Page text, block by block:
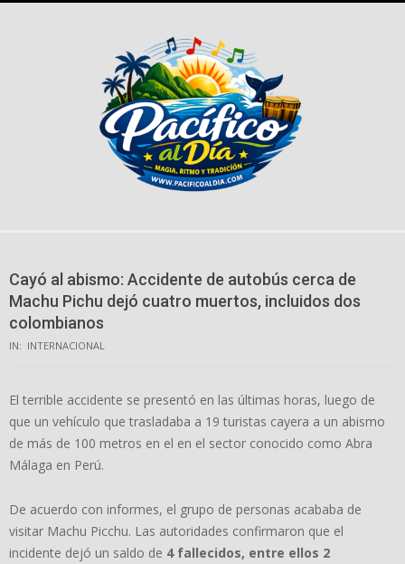
Cayó al abismo: Accidente de autobús cerca de
Machu Pichu dejó cuatro muertos, incluidos dos
colombianos
IN: INTERNACIONAL
El terrible accidente se presentó en las últimas horas, luego de
que un vehículo que trasladaba a 19 turistas cayera a un abismo
de más de 100 metros en el en el sector conocido como Abra
Málaga en Perú.
De acuerdo con informes, el grupo de personas acababa de
visitar Machu Picchu. Las autoridades confirmaron que el
incidente dejó un saldo de 4 fallecidos, entre ellos 2